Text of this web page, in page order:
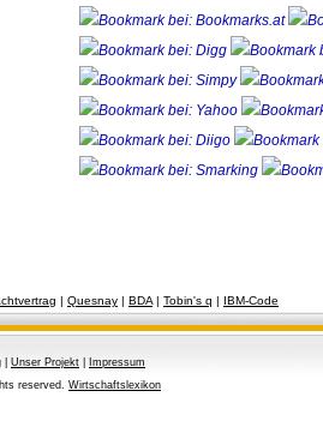
| Quesnay | BDA | Tobin's q | IBM-Code
Unser Projekt
Impressum
reserved. Wirtschaftslexikon